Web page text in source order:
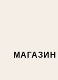
МАГАЗИН